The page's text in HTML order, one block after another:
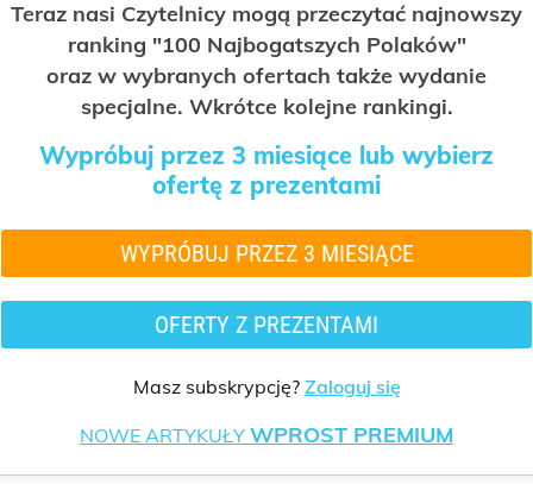
Teraz nasi Czytelnicy mogą przeczytać najnowszy
ranking "100 Najbogatszych Polaków"
oraz w wybranych ofertach także wydanie
specjalne. Wkrótce kolejne rankingi.
Wypróbuj przez 3 miesiące lub wybierz
ofertę z prezentami
WYPRÓBUJ PRZEZ 3 MIESIĄCE
OFERTY Z PREZENTAMI
Masz subskrypcję? Zaloguj się
NOWE ARTYKUŁY WPROST PREMIUM